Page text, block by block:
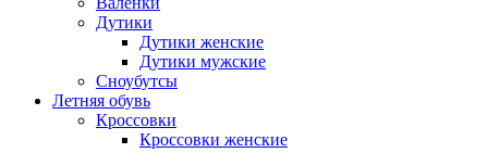
Дутики
Дутики женские
Дутики мужские
Сноубутсы
Летняя обувь
Кроссовки
Кроссовки женские